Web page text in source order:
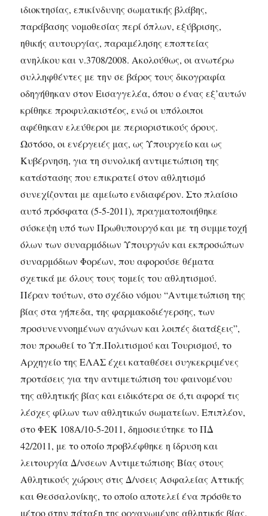
ιδιοκτησίας, επικίνδυνης σωματικής βλάβης,
παράβασης νομοθεσίας περί όπλων, εξύβρισης,
ηθικής αυτουργίας, παραμέλησης εποπτείας
ανηλίκου και ν.3708/2008. Ακολούθως, οι ανωτέρω
συλληφθέντες με την σε βάρος τους δικογραφία
οδηγήθηκαν στον Εισαγγελέα, όπου ο ένας εξ’αυτών
κρίθηκε προφυλακιστέος, ενώ οι υπόλοιποι
αφέθηκαν ελεύθεροι με περιοριστικούς όρους.
Ωστόσο, οι ενέργειές μας, ως Υπουργείο και ως
Κυβέρνηση, για τη συνολική αντιμετώπιση της
κατάστασης που επικρατεί στον αθλητισμό
συνεχίζονται με αμείωτο ενδιαφέρον. Στο πλαίσιο
αυτό πρόσφατα (5-5-2011), πραγματοποιήθηκε
σύσκεψη υπό των Πρωθυπουργό και με τη συμμετοχή
όλων των συναρμόδιων Υπουργών και εκπροσώπων
συναρμόδιων Φορέων, που αφορούσε θέματα
σχετικά με όλους τους τομείς του αθλητισμού.
Πέραν τούτων, στο σχέδιο νόμου “Αντιμετώπιση της
βίας στα γήπεδα, της φαρμακοδιέγερσης, των
προσυνεννοημένων αγώνων και λοιπές διατάξεις”,
που προωθεί το Υπ.Πολιτισμού και Τουρισμού, το
Αρχηγείο της ΕΛΑΣ έχει καταθέσει συγκεκριμένες
προτάσεις για την αντιμετώπιση του φαινομένου
της αθλητικής βίας και ειδικότερα σε ό,τι αφορά τις
λέσχες φίλων των αθλητικών σωματείων. Επιπλέον,
στο ΦΕΚ 108Α/10-5-2011, δημοσιεύτηκε το ΠΔ
42/2011, με το οποίο προβλέφθηκε η ίδρυση και
λειτουργία Δ/νσεων Αντιμετώπισης Βίας στους
Αθλητικούς χώρους στις Δ/νσεις Ασφαλείας Αττικής
και Θεσσαλονίκης, το οποίο αποτελεί ένα πρόσθετο
μέτρο στην πάταξη της οργανωμένης αθλητικής βίας.